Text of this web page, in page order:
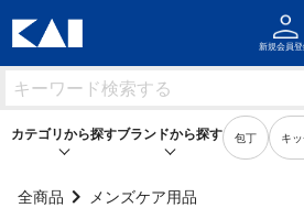
新規会員
カテゴリから探すブランドから探す 包丁 キ
全商品 メンズケア用品